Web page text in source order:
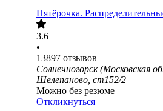
Пятёрочка.
3.6
•
13897 отзывов
Солнечногорск (Московская
Шелепаново, ст152/2
Можно без резюме
Откликнуться